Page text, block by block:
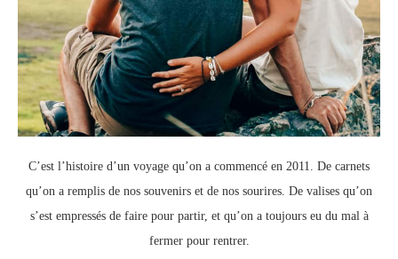
C’est l’histoire d’un voyage qu’on a commencé en 2011. De carnets
qu’on a remplis de nos souvenirs et de nos sourires. De valises qu’on
s’est empressés de faire pour partir, et qu’on a toujours eu du mal à
fermer pour rentrer.